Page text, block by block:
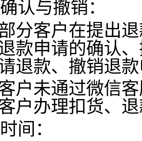
认与撤销：
分客户在提出
款申请的确认
退款、撤销退
户未通过微信
户办理扣货、
间：